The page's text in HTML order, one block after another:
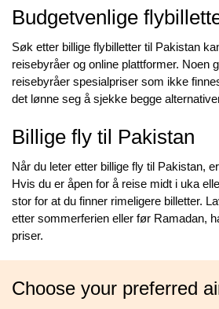
Budgetvenlige
Søk etter billige flybilletter til Pakistan
reisebyråer og online plattformer. Noen
reisebyråer spesialpriser som ikke
det lønne seg å sjekke begge
Billige fly til Pakistan
Når du leter etter billige fly til Pakistan,
Hvis du er åpen for å reise midt i uka
stor for at du finner rimeligere billetter.
etter sommerferien eller før Ramadan,
priser.
Choose your preferred